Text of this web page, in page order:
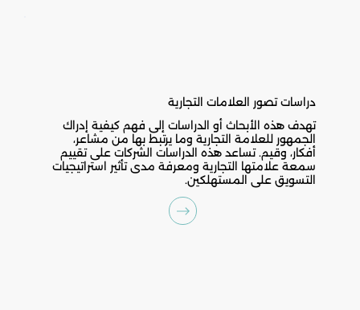
دراسات تصور العلامات التجارية
تهدف هذه الأبحاث أو الدراسات إلى فهم كيفية إدراك
الجمهور للعلامة التجارية وما يرتبط بها من مشاعر،
أفكار، وقيم. تساعد هذه الدراسات الشركات على تقييم
سمعة علامتها التجارية ومعرفة مدى تأثير استراتيجيات
التسويق على المستهلكين.